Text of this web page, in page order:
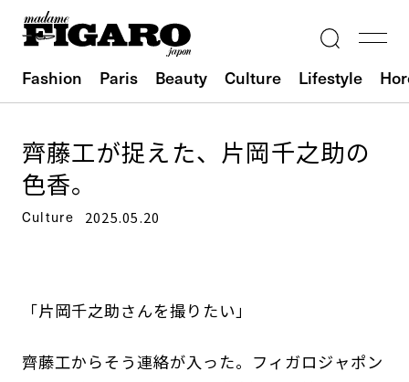
Fashion Paris Beauty Culture Lifestyle
齊藤工が捉えた、片岡千之助の
色香。
Culture 2025.05.20
「片岡千之助さんを撮りたい」
齊藤工からそう連絡が入った。フィガロジャポン